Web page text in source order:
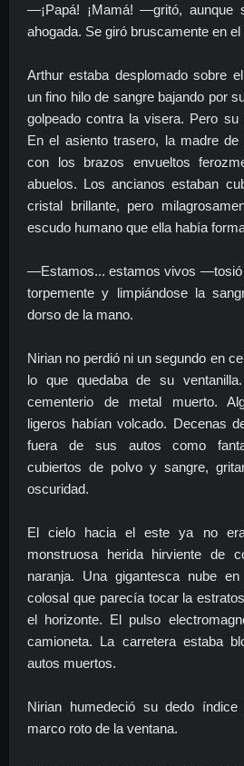
—¡Papá! ¡Mamá! —gritó, aunque
ahogada. Se giró bruscamente en el
Arthur estaba desplomado sobre
un fino hilo de sangre bajando por
golpeado contra la visera. Pero
En el asiento trasero, la madre de
con los brazos envueltos
abuelos. Los ancianos estaban
cristal brillante, pero
escudo humano que ella había
—Estamos... estamos vivos —tosió
torpemente y limpiándose la
dorso de la mano.
Nirian no perdió ni un segundo en
lo que quedaba de su
cementerio de metal muerto.
ligeros habían volcado. Decenas
fuera de sus autos como
cubiertos de polvo y sangre,
oscuridad.
El cielo hacia el este ya no
monstruosa herida hirviente de
naranja. Una gigantesca nube
colosal que parecía tocar la
el horizonte. El pulso
camioneta. La carretera estaba
autos muertos.
Nirian humedeció su dedo
marco roto de la ventana.